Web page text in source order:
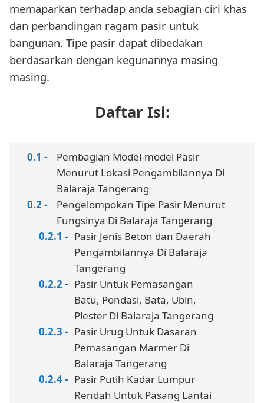
memaparkan terhadap anda sebagian ciri khas
dan perbandingan ragam pasir untuk
bangunan. Tipe pasir dapat dibedakan
berdasarkan dengan kegunannya masing
masing.
Daftar Isi:
Pembagian Model-model Pasir
Menurut Lokasi Pengambilannya Di
Balaraja Tangerang
Pengelompokan Tipe Pasir Menurut
Fungsinya Di Balaraja Tangerang
Pasir Jenis Beton dan Daerah
Pengambilannya Di Balaraja
Tangerang
Pasir Untuk Pemasangan
Batu, Pondasi, Bata, Ubin,
Plester Di Balaraja Tangerang
Pasir Urug Untuk Dasaran
Pemasangan Marmer Di
Balaraja Tangerang
Pasir Putih Kadar Lumpur
Rendah Untuk Pasang Lantai